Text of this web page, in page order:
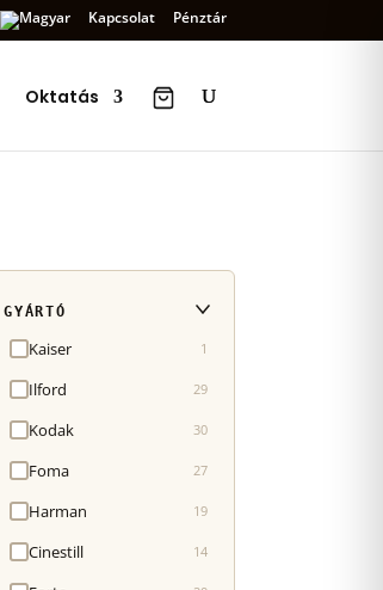
Kapcsolat Pénztár
Oktatás
GYÁRTÓ
Kaiser 1
Ilford 29
Kodak 30
Foma 27
Harman 19
Cinestill 14